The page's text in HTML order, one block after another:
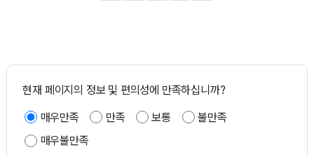
현재 페이지의 정보 및 편의성에 만족하십니까?
매우만족 만족 보통
불만족
매우불만족